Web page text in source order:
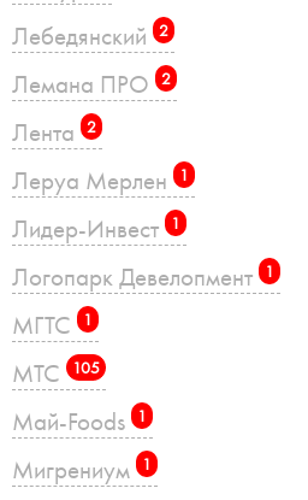
Лебедянский
2
Лемана ПРО 2
Лента 2
Леруа Мерлен 1
Лидер-Инвест 1
Логопарк Девелопмент 1
МГТС 1
МТС 105
Май-Foods 1
Мигрениум 1